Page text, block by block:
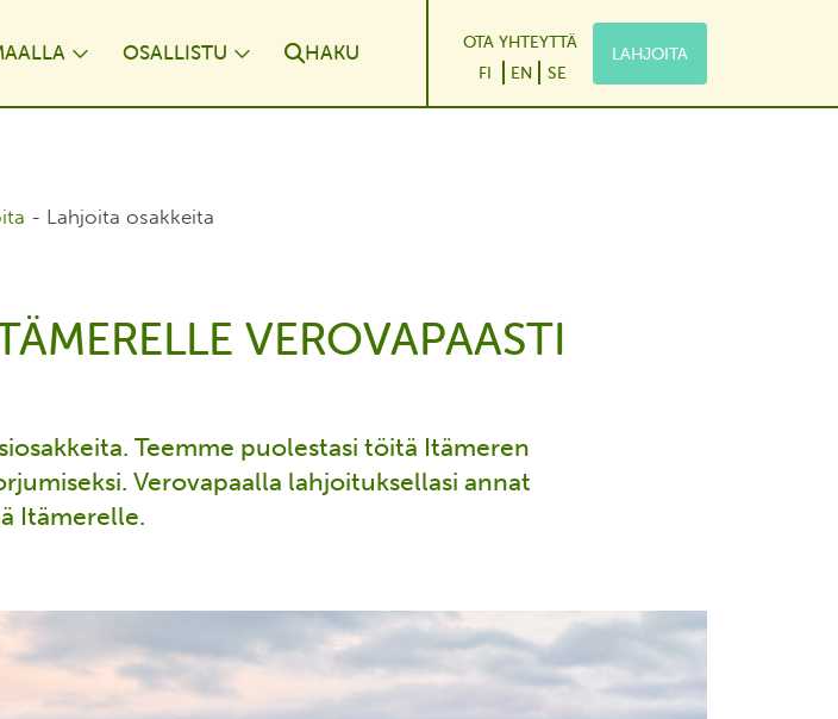
OSALLISTU
Toggle Dropdown
HAKU
FI EN SE
OTA YHTEYTTÄ
LAHJOITA
- Lahjoita osakkeita
VEROVAPAASTI
Teemme puolestasi töitä Itämeren
Verovapaalla lahjoituksellasi annat
Itämerelle.